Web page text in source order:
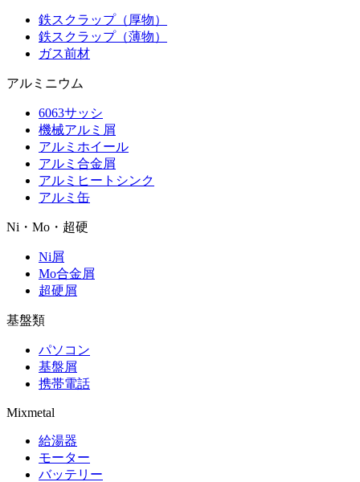
鉄スクラップ（厚物）
鉄スクラップ（薄物）
ガス前材
アルミニウム
6063サッシ
機械アルミ屑
アルミホイール
アルミ合金屑
アルミヒートシンク
アルミ缶
Ni・Mo・超硬
Ni屑
Mo合金屑
超硬屑
基盤類
パソコン
基盤屑
携帯電話
Mixmetal
給湯器
モーター
バッテリー